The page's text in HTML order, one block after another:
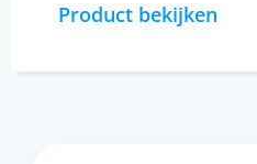
Product bekijken